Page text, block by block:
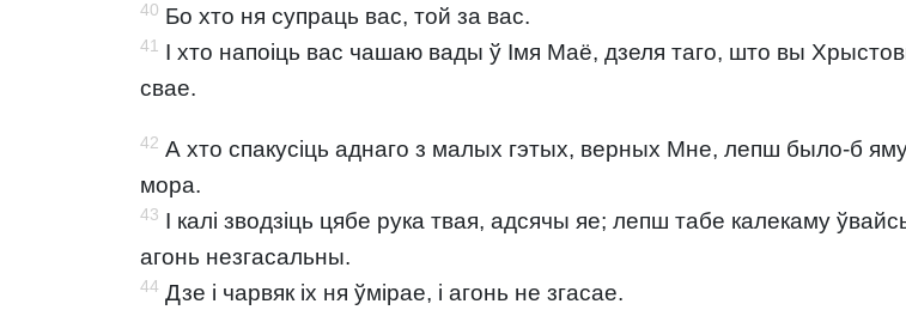
40 Бо хто ня супраць вас, той за вас.
41 І хто напоіць вас чашаю вады ў Імя Маё, дзеля таго, што вы
свае.
42 А хто спакусіць аднаго з малых гэтых, верных Мне, лепш было-б
мора.
43 I калі зводзіць цябе рука твая, адсячы яе; лепш табе калекаму
агонь незгасальны.
44 Дзе і чарвяк іх ня ўмірае, і агонь не згасае.